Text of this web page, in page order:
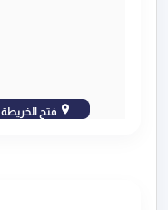
فتح الخريطة